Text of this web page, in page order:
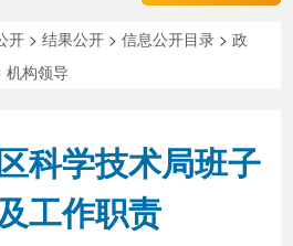
走进资阳
解读回应
开 >结果公开 >信息公开目录 >政
机构领导
科学技术局班子
工作职责